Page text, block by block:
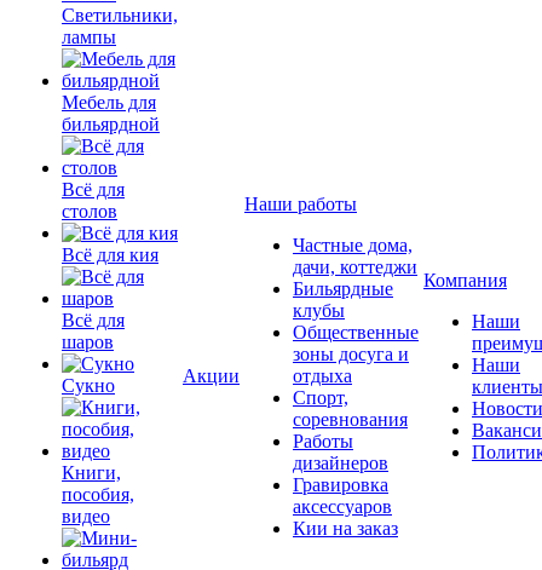
Светильники,
лампы
Мебель для
бильярдной
Всё для
столов
Всё для кия
Всё для
шаров
Сукно
Книги,
пособия,
видео
Акции
Наши работы
Частные дома,
дачи, коттеджи
Бильярдные
клубы
Общественные
зоны досуга и
отдыха
Спорт,
соревнования
Работы
дизайнеров
Гравировка
аксессуаров
Кии на заказ
Компания
Наши
Наши
клиенты
Новости